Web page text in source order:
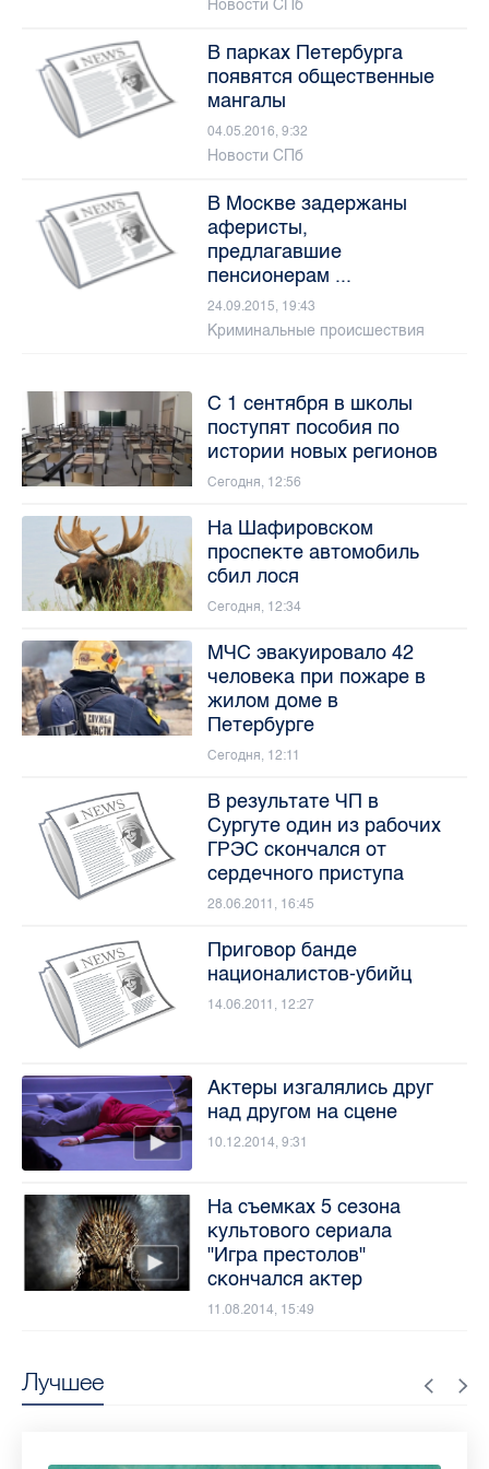
Лучшее
Новости СПб
В парках Петербурга
появятся общественные
мангалы
04.05.2016, 9:32
Новости СПб
В Москве задержаны
аферисты,
предлагавшие
пенсионерам ...
24.09.2015, 19:43
Криминальные происшествия
С 1 сентября в школы
поступят пособия по
истории новых регионов
Сегодня, 12:56
На Шафировском
проспекте автомобиль
сбил лося
Сегодня, 12:34
МЧС эвакуировало 42
человека при пожаре в
жилом доме в
Петербурге
Сегодня, 12:11
В результате ЧП в
Сургуте один из рабочих
ГРЭС скончался от
сердечного приступа
28.06.2011, 16:45
Приговор банде
националистов-убийц
14.06.2011, 12:27
Актеры изгалялись друг
над другом на сцене
10.12.2014, 9:31
На съемках 5 сезона
культового сериала
"Игра престолов"
скончался актер
11.08.2014, 15:49